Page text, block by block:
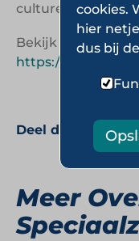
culturele en
Bekijk de website
https://
Deel deze
Meer
cookies.
hier
dus bij